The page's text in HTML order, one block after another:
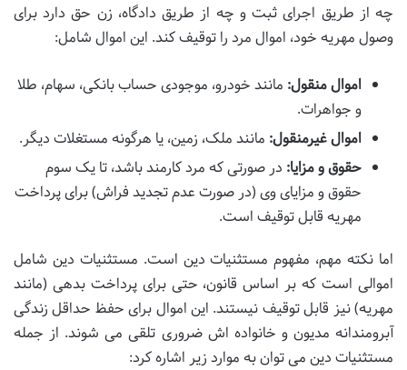
چه از طریق اجرای ثبت و چه از طریق دادگاه، زن حق دارد برای
وصول مهریه خود، اموال مرد را توقیف کند. این اموال شامل:
اموال منقول: مانند خودرو، موجودی حساب بانکی، سهام، طلا
و جواهرات.
اموال غیرمنقول: مانند ملک، زمین، یا هرگونه مستغلات دیگر.
حقوق و مزایا: در صورتی که مرد کارمند باشد، تا یک سوم
حقوق و مزایای وی (در صورت عدم تجدید فراش) برای پرداخت
مهریه قابل توقیف است.
اما نکته مهم، مفهوم مستثنیات دین است. مستثنیات دین شامل
اموالی است که بر اساس قانون، حتی برای پرداخت بدهی (مانند
مهریه) نیز قابل توقیف نیستند. این اموال برای حفظ حداقل زندگی
آبرومندانه مدیون و خانواده اش ضروری تلقی می شوند. از جمله
مستثنیات دین می توان به موارد زیر اشاره کرد: